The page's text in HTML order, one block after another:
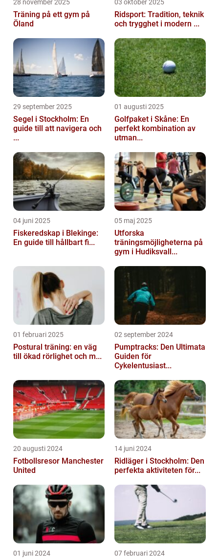
28 november 2025
Träning på ett gym på
Öland
03 oktober 2025
Ridsport: Tradition, teknik
och trygghet i modern ...
29 september 2025
Segel i Stockholm: En
guide till att navigera och
...
01 augusti 2025
Golfpaket i Skåne: En
perfekt kombination av
utman...
04 juni 2025
Fiskeredskap i Blekinge:
En guide till hållbart fi...
05 maj 2025
Utforska
träningsmöjligheterna på
gym i Hudiksvall...
01 februari 2025
Postural träning: en väg
till ökad rörlighet och m...
02 september 2024
Pumptracks: Den Ultimata
Guiden för
Cykelentusiast...
20 augusti 2024
Fotbollsresor Manchester
United
14 juni 2024
Ridläger i Stockholm: Den
perfekta aktiviteten för...
01 juni 2024 07 februari 2024